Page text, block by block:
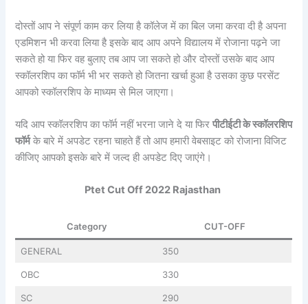
दोस्तों आप ने संपूर्ण काम कर लिया है कॉलेज में का बिल जमा करवा दी है अपना
एडमिशन भी करवा लिया है इसके बाद आप अपने विद्यालय में रोजाना पढ़ने जा
सकते हो या फिर वह बुलाए तब आप जा सकते हो और दोस्तों उसके बाद आप
स्कॉलरशिप का फॉर्म भी भर सकते हो जितना खर्चा हुआ है उसका कुछ परसेंट
आपको स्कॉलरशिप के माध्यम से मिल जाएगा।
यदि आप स्कॉलरशिप का फॉर्म नहीं भरना जाने दे या फिरपीटीईटी के स्कॉलरशिप
फॉर्मके बारे में अपडेट रहना चाहते हैं तो आप हमारी वेबसाइट को रोजाना विजिट
कीजिए आपको इसके बारे में जल्द ही अपडेट दिए जाएंगे।
Ptet Cut Off 2022 Rajasthan
Category CUT-OFF
GENERAL 350
OBC 330
SC 290